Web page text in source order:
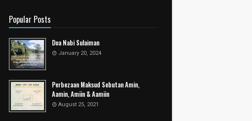
Popular Posts
Doa Nabi Sulaiman
January 20, 2024
Perbezaan Maksud Sebutan Amin,
Aamin, Amiin & Aamiin
August 25, 2021